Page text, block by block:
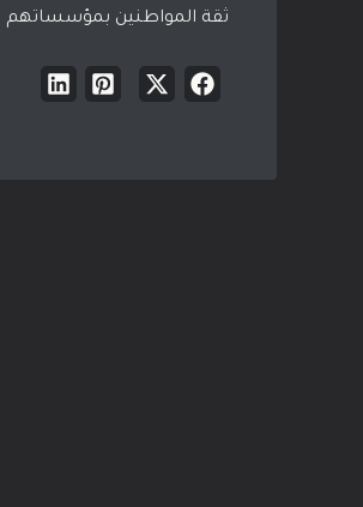
ثقة المواطنين بمؤسساتهم